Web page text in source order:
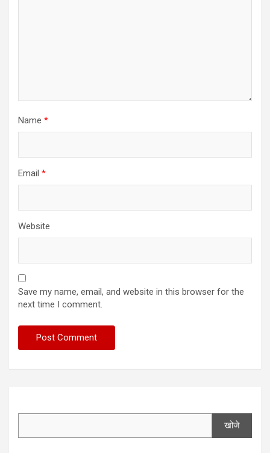
Name *
Email *
Website
Save my name, email, and website in this browser for the
next time I comment.
खोजे